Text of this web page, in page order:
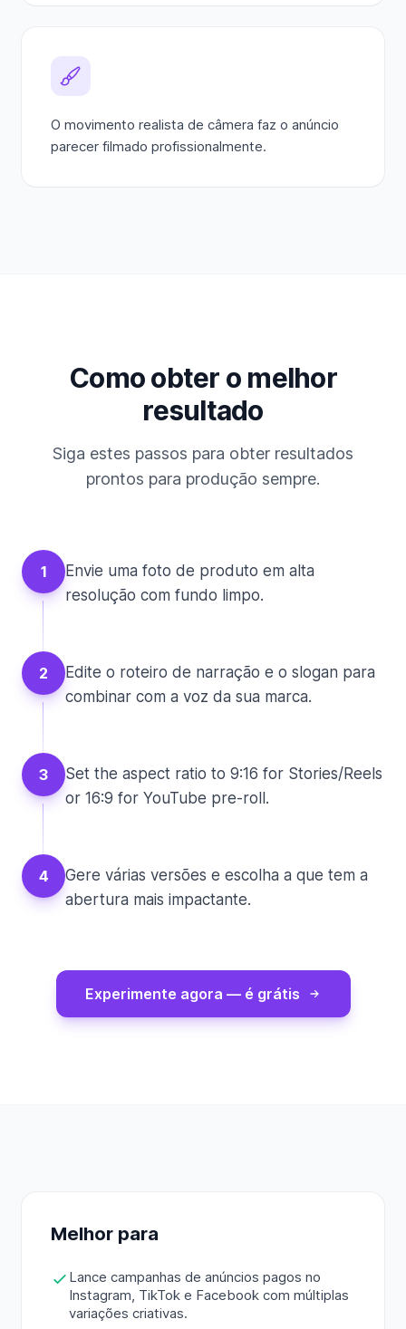
O movimento realista de câmera faz o anúncio
parecer filmado profissionalmente.
Como obter o melhor
resultado
Siga estes passos para obter resultados
prontos para produção sempre.
1
Envie uma foto de produto em alta
resolução com fundo limpo.
2
Edite o roteiro de narração e o slogan para
combinar com a voz da sua marca.
3
Set the aspect ratio to 9:16 for Stories/Reels
or 16:9 for YouTube pre-roll.
4
Gere várias versões e escolha a que tem a
abertura mais impactante.
Experimente agora — é grátis
Melhor para
Lance campanhas de anúncios pagos no
Instagram, TikTok e Facebook com múltiplas
variações criativas.